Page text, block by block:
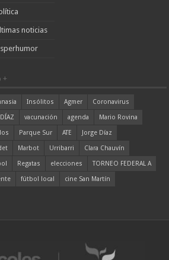
noticias
+
Insólitos Agmer
Coronavirus
vacunación agenda
Mario Rovina
Parque Sur ATE
Jorge Díaz
Marbot Urribarri
Clara Chauvín
Regatas elecciones
TORNEO FEDERAL A
fútbol local cine San Martín